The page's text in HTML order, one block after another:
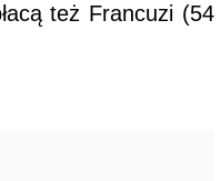
też Francuzi